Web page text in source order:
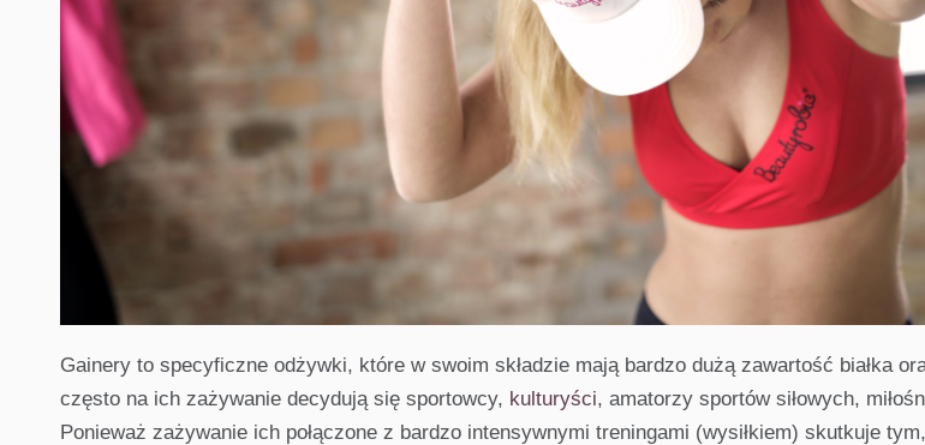
Gainery to specyficzne odżywki, które w swoim składzie mają bardzo dużą zawartość białka
często na ich zażywanie decydują się sportowcy, kulturyści, amatorzy sportów siłowych,
Ponieważ zażywanie ich połączone z bardzo intensywnymi treningami (wysiłkiem) skutkuje